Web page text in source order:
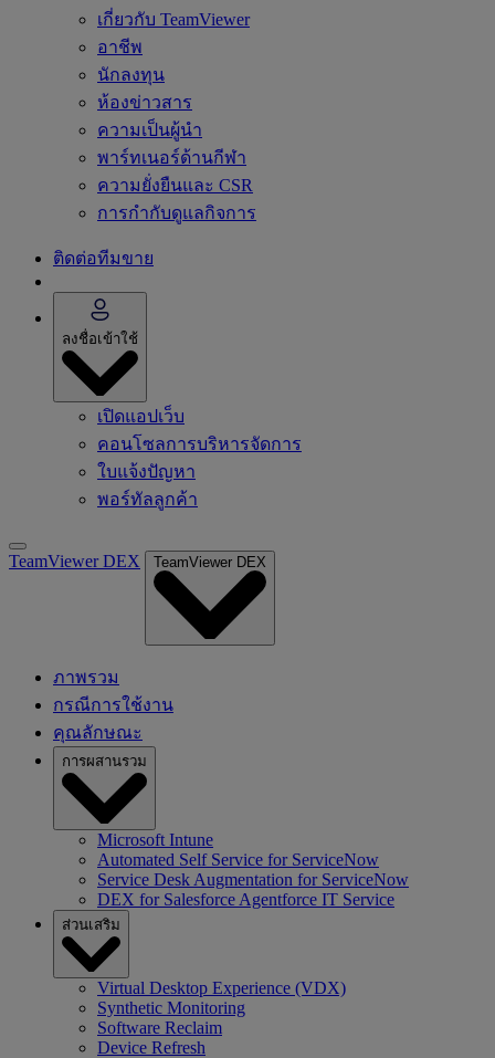
เกี่ยวกับ TeamViewer
อาชีพ
นักลงทุน
ห้องข่าวสาร
ความเป็นผู้นำ
พาร์ทเนอร์ด้านกีฬา
ความยั่งยืนและ CSR
การกำกับดูแลกิจการ
ติดต่อทีมขาย
ลงชื่อเข้าใช้
เปิดแอปเว็บ
คอนโซลการบริหารจัดการ
ใบแจ้งปัญหา
พอร์ทัลลูกค้า
TeamViewer DEX TeamViewer DEX
ภาพรวม
กรณีการใช้งาน
คุณลักษณะ
การผสานรวม
Microsoft Intune
Automated Self Service for ServiceNow
Service Desk Augmentation for ServiceNow
DEX for Salesforce Agentforce IT Service
ส่วนเสริม
Virtual Desktop Experience (VDX)
Synthetic Monitoring
Software Reclaim
Device Refresh